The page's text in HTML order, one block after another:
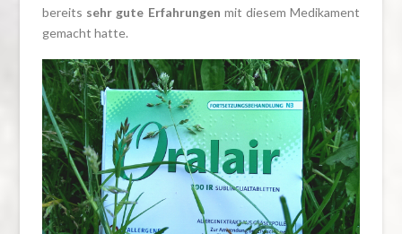
bereits sehr gute Erfahrungen mit diesem Medikament
gemacht hatte.